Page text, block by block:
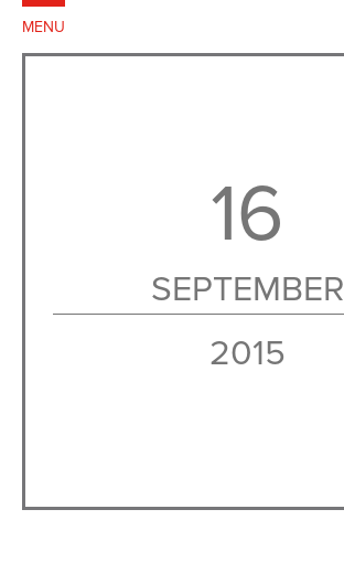
MENU
SCHLIESSEN
16
SEPTEMBER
2015